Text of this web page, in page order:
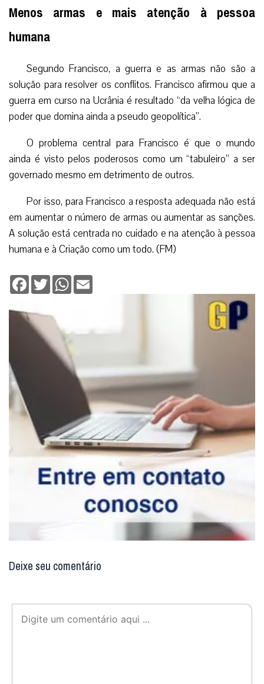
Menos armas e mais atenção à pessoa
humana
Segundo Francisco, a guerra e as armas não são a
solução para resolver os conflitos. Francisco afirmou que a
guerra em curso na Ucrânia é resultado “da velha lógica de
poder que domina ainda a pseudo geopolítica”.
O problema central para Francisco é que o mundo
ainda é visto pelos poderosos como um “tabuleiro” a ser
governado mesmo em detrimento de outros.
Por isso, para Francisco a resposta adequada não está
em aumentar o número de armas ou aumentar as sanções.
A solução está centrada no cuidado e na atenção à pessoa
humana e à Criação como um todo. (FM)
Facebook
TwitterWhatsApp
Deixe seu comentário